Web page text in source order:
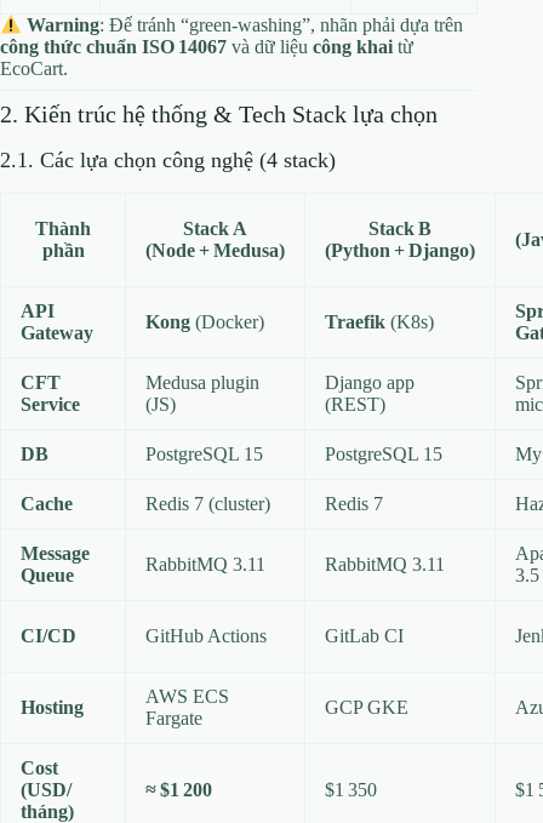
Warning: Để tránh “green‑washing”, nhãn phải dựa trên
công thức chuẩn ISO 14067 và dữ liệu công khaitừ
EcoCart.
2. Kiến trúc hệ thống & Tech Stack lựa chọn
2.1. Các lựa chọn công nghệ (4 stack)
Thành
phần
Stack A
(Node + Medusa)
Stack B
(Python + Django)
API
Gateway
Kong (Docker) Traefik (K8s)
CFT
Service
Medusa plugin
(JS)
Django app
(REST)
DB PostgreSQL 15 PostgreSQL 15
Cache Redis 7 (cluster) Redis 7
Message
Queue
RabbitMQ 3.11 RabbitMQ 3.11
3.5
CI/CD GitHub Actions GitLab CI
Hosting
AWS ECS
Fargate
GCP GKE
Cost
(USD/
tháng)
≈ $1 200 $1 350 $1